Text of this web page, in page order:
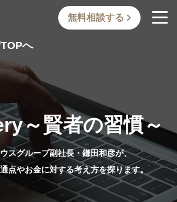
無料相談する
へ
～賢者の習慣～
スグループ副社長・鎌田和彦が、
点やお金に対する考え方を探ります。